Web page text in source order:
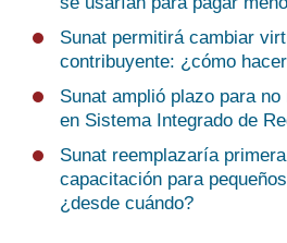
Sunat permitirá cambiar
contribuyente: ¿cómo
Sunat amplió plazo para
en Sistema Integrado de
Sunat reemplazaría
capacitación para
¿desde cuándo?